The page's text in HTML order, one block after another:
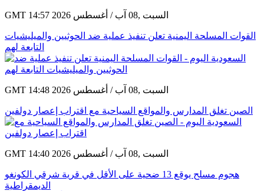
GMT 14:57 2026 السبت ,08 آب / أغسطس
القوات المسلحة اليمنية تعلن تنفيذ عملية ضد الحوثيين والميليشيات
التابعة لهم
GMT 14:48 2026 السبت ,08 آب / أغسطس
الصين تغلق المدارس والمواقع السياحية مع اقتراب إعصار دولفين
GMT 14:40 2026 السبت ,08 آب / أغسطس
هجوم مسلح يوقع 13 ضحية على الأقل في قرية شرقي الكونغو
الديمقراطية